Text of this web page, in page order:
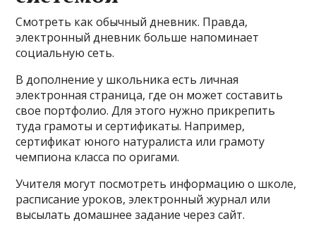
Смотреть как обычный дневник. Правда,
электронный дневник больше напоминает
социальную сеть.
В дополнение у школьника есть личная
электронная страница, где он может составить
свое портфолио. Для этого нужно прикрепить
туда грамоты и сертификаты. Например,
сертификат юного натуралиста или грамоту
чемпиона класса по оригами.
Учителя могут посмотреть информацию о школе,
расписание уроков, электронный журнал или
высылать домашнее задание через сайт.